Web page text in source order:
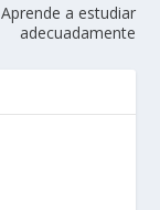
Aprende a estudiar
adecuadamente